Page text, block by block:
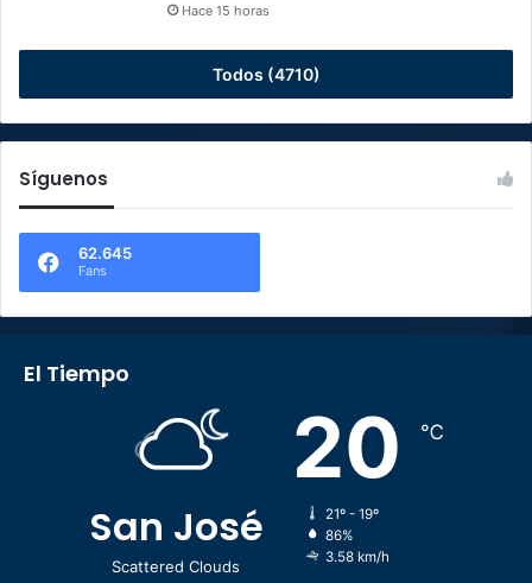
Hace 15 horas
Todos (4710)
Síguenos
62.645
Fans
El Tiempo
San José
Scattered Clouds
20 ℃
21º - 19º
86%
3.58 km/h